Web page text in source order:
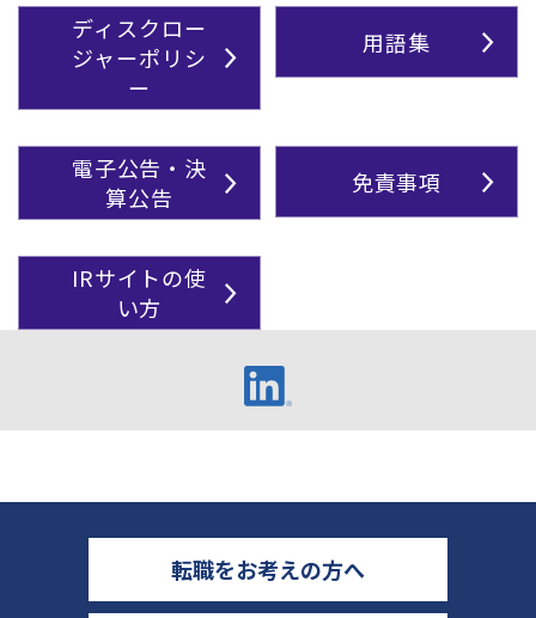
ディスクロー
ジャーポリシ
ー
用語集
電子公告・決
算公告
免責事項
IRサイトの使
い方
転職をお考えの方へ